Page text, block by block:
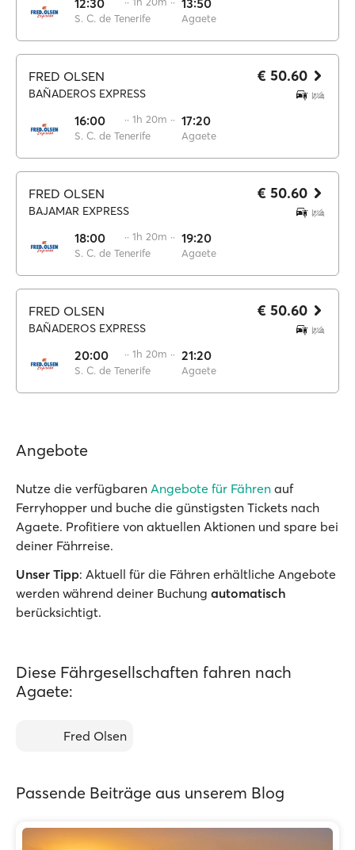
12:30
S. C. de Tenerife
13:50
Agaete
FRED OLSEN
BAÑADEROS EXPRESS
16:00
S. C. de Tenerife
·· 1h 20m ·· 17:20
Agaete
€ 50.60
FRED OLSEN
BAJAMAR EXPRESS
18:00
S. C. de Tenerife
·· 1h 20m ·· 19:20
Agaete
€ 50.60
FRED OLSEN
BAÑADEROS EXPRESS
20:00
S. C. de Tenerife
·· 1h 20m ·· 21:20
Agaete
€ 50.60
Angebote
Nutze die verfügbaren Angebote für Fähren auf
Ferryhopper und buche die günstigsten Tickets nach
Agaete. Profitiere von aktuellen Aktionen und spare bei
deiner Fährreise.
Unser Tipp: Aktuell für die Fähren erhältliche Angebote
werden während deiner Buchung automatisch
berücksichtigt.
Diese Fährgesellschaften fahren nach
Agaete:
Fred Olsen
Passende Beiträge aus unserem Blog